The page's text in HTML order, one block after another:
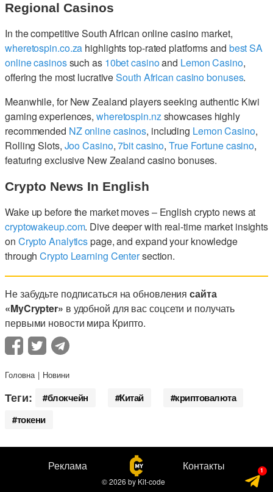
Regional Casinos
In the competitive South African online casino market,
wheretospin.co.za highlights top-rated platforms and best SA
online casinossuch as 10bet casinoand Lemon Casino,
offering the most lucrativeSouth African casino bonuses.
Meanwhile, for New Zealand players seeking authentic Kiwi
gaming experiences, wheretospin.nzshowcases highly
recommended NZ online casinos, including Lemon Casino,
Rolling Slots, Joo Casino,7bit casino,True Fortune casino,
featuring exclusive New Zealand casino bonuses.
Crypto News In English
Wake up before the market moves – English crypto news at
cryptowakeup.com. Dive deeper with real-time market insights
on Crypto Analyticspage, and expand your knowledge
throughCrypto Learning Centersection.
Не забудьте подписаться на обновлениясайта
«MyCrypter» в удобной для вас соцсети и получать
первыми новости мира Крипто.
Головна Новини
Теги: блокчейн Китай
криптовалюта
токени
Реклама Контакты
© 2026 by Kit-code